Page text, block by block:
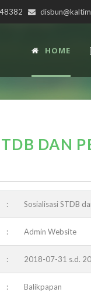
HOME
DAN
: Sosialisasi STDB
: Admin Website
: 2018-07-31 s.d.
: Balikpapan